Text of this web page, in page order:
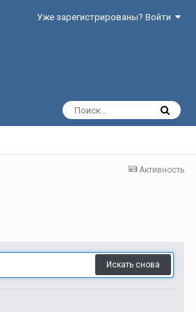
Уже зарегистрированы? Войти
Активность
Искать снова